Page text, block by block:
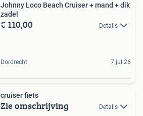
Johnny Loco Beach Cruiser + mand + dik
zadel
€ 110,00 Details
Dordrecht 7 jul 26
cruiser fiets
Zie omschrijving Details